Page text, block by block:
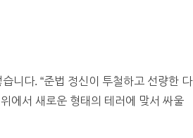
니다. “준법 정신이 투철하고 선량한 다
에서 새로운 형태의 테러에 맞서 싸울